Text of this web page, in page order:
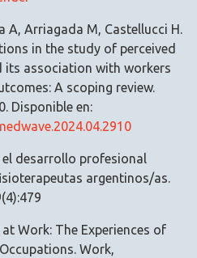
A, Arriagada M, Castellucci H.
in the study of perceived
association with workers
A scoping review.
Disponible en:
el desarrollo profesional
argentinos/as.
Work: The Experiences of
Work,